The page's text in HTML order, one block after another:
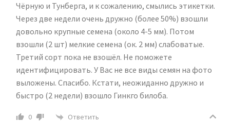
Чёрную и Тунберга, и к сожалению, смылись этикетки.
Через две недели очень дружно (более 50%) взошли
довольно крупные семена (около 4-5 мм). Потом
взошли (2 шт) мелкие семена (ок. 2 мм) слабоватые.
Третий сорт пока не взошёл. Не поможете
идентифицировать. У Вас не все виды семян на фото
выложены. Спасибо. Кстати, неожиданно дружно и
быстро (2 недели) взошло Гинкго билоба.
0 Ответить